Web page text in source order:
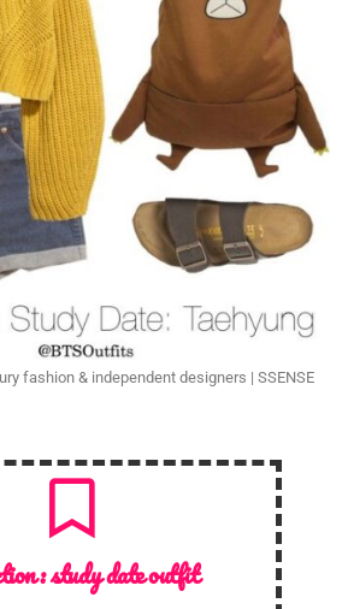
fashion & independent designers | SSENSE
:study date outfit